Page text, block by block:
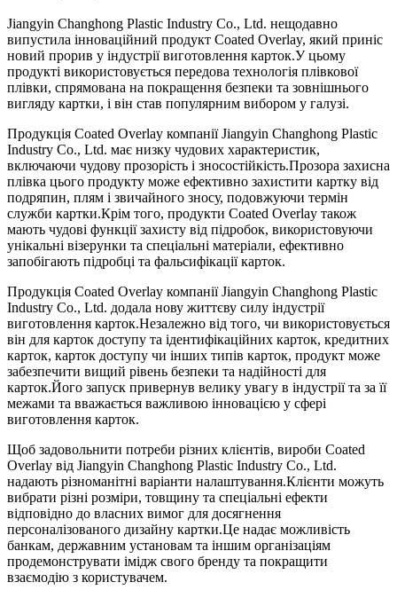
Jiangyin Changhong Plastic Industry Co., Ltd. нещодавно
випустила інноваційний продукт Coated Overlay, який приніс
новий прорив у індустрії виготовлення карток.У цьому
продукті використовується передова технологія плівкової
плівки, спрямована на покращення безпеки та зовнішнього
вигляду картки, і він став популярним вибором у галузі.
Продукція Coated Overlay компанії Jiangyin Changhong Plastic
Industry Co., Ltd. має низку чудових характеристик,
включаючи чудову прозорість і зносостійкість.Прозора захисна
плівка цього продукту може ефективно захистити картку від
подряпин, плям і звичайного зносу, подовжуючи термін
служби картки.Крім того, продукти Coated Overlay також
мають чудові функції захисту від підробок, використовуючи
унікальні візерунки та спеціальні матеріали, ефективно
запобігають підробці та фальсифікації карток.
Продукція Coated Overlay компанії Jiangyin Changhong Plastic
Industry Co., Ltd. додала нову життєву силу індустрії
виготовлення карток.Незалежно від того, чи використовується
він для карток доступу та ідентифікаційних карток, кредитних
карток, карток доступу чи інших типів карток, продукт може
забезпечити вищий рівень безпеки та надійності для
карток.Його запуск привернув велику увагу в індустрії та за її
межами та вважається важливою інновацією у сфері
виготовлення карток.
Щоб задовольнити потреби різних клієнтів, вироби Coated
Overlay від Jiangyin Changhong Plastic Industry Co., Ltd.
надають різноманітні варіанти налаштування.Клієнти можуть
вибрати різні розміри, товщину та спеціальні ефекти
відповідно до власних вимог для досягнення
персоналізованого дизайну картки.Це надає можливість
банкам, державним установам та іншим організаціям
продемонструвати імідж свого бренду та покращити
взаємодію з користувачем.